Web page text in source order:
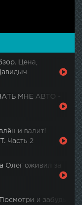
Цена,
МНЕ АВТО -
и валит!
Часть 2
Олег оживил за
и забудь